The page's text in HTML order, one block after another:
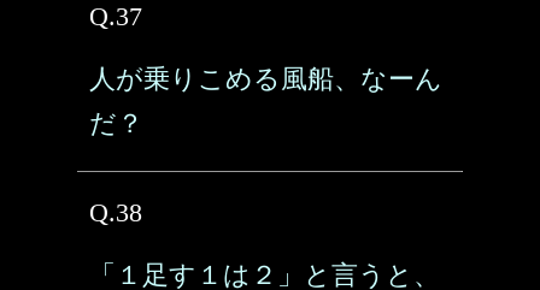
Q.37
人が乗りこめる風船、なーん
だ？
Q.38
「１足す１は２」と言うと、